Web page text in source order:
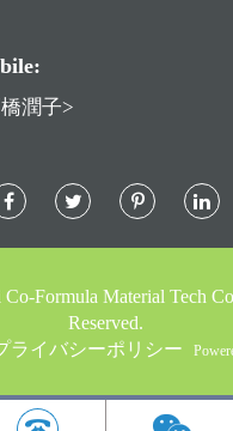
潤子>
Co-Formula Material Tech
Reserved.
ライバシーポリシー